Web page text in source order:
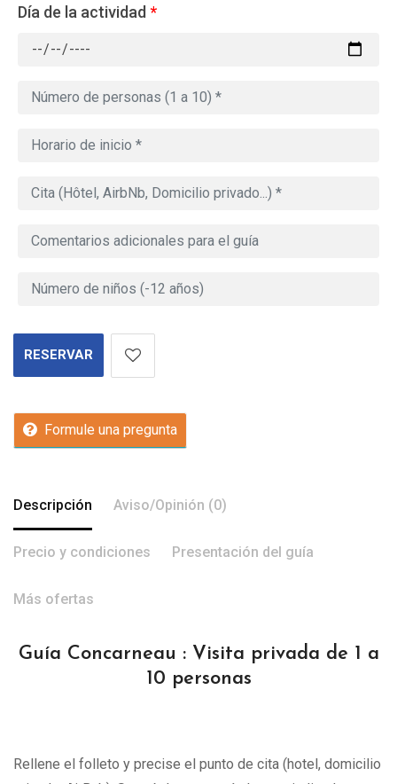
Día de la actividad*
RESERVAR
Formule una pregunta
Descripción Aviso/Opinión (0)
Precio y condiciones Presentación del guía
Más ofertas
Guía Concarneau : Visita privada de 1 a
10 personas
Rellene el folleto y precise el punto de cita (hotel, domicilio